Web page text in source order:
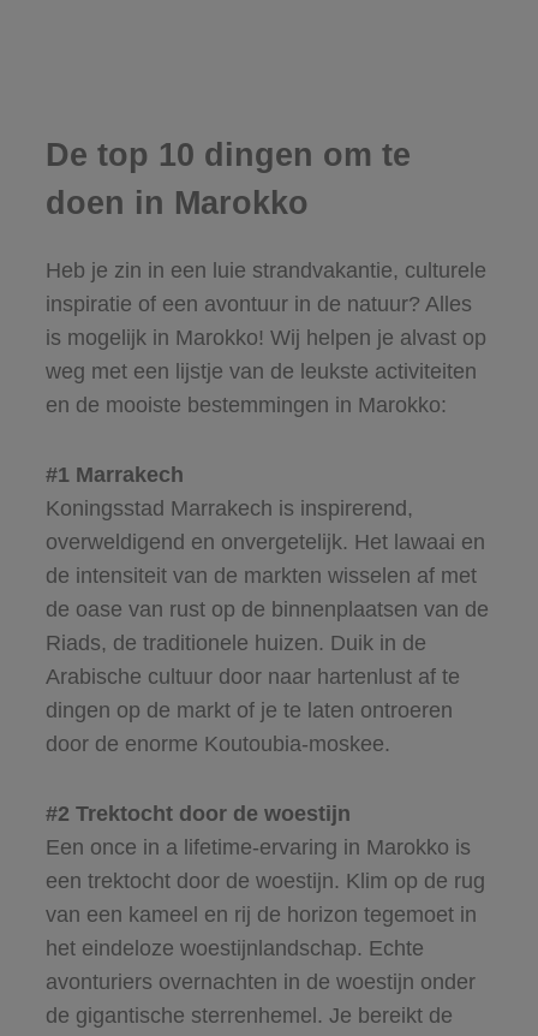
De top 10 dingen om te
doen in Marokko
Heb je zin in een luie strandvakantie, culturele
inspiratie of een avontuur in de natuur? Alles
is mogelijk in Marokko! Wij helpen je alvast op
weg met een lijstje van de leukste activiteiten
en de mooiste bestemmingen in Marokko:
#1 Marrakech
Koningsstad Marrakech is inspirerend,
overweldigend en onvergetelijk. Het lawaai en
de intensiteit van de markten wisselen af met
de oase van rust op de binnenplaatsen van de
Riads, de traditionele huizen. Duik in de
Arabische cultuur door naar hartenlust af te
dingen op de markt of je te laten ontroeren
door de enorme Koutoubia-moskee.
#2 Trektocht door de woestijn
Een once in a lifetime-ervaring in Marokko is
een trektocht door de woestijn. Klim op de rug
van een kameel en rij de horizon tegemoet in
het eindeloze woestijnlandschap. Echte
avonturiers overnachten in de woestijn onder
de gigantische sterrenhemel. Je bereikt de